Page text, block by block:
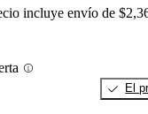
incluye envío de
El